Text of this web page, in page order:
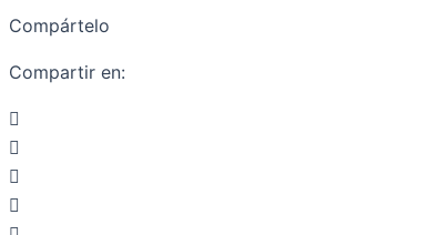
Compártelo
Compartir en: